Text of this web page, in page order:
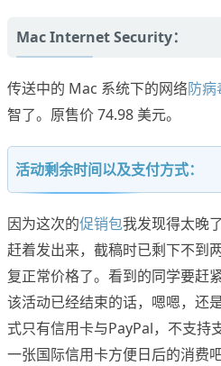
Mac Internet Security：
传送中的 Mac 系统下的网络防病
智了。原售价 74.98 美元。
活动剩余时间以及支付方式：
因为这次的促销包我发现得太晚
赶着发出来，截稿时已剩下不到
复正常价格了。看到的同学要赶
该活动已经结束的话，嗯嗯，还
式只有信用卡与PayPal，不支持
一张国际信用卡方便日后的消费吧